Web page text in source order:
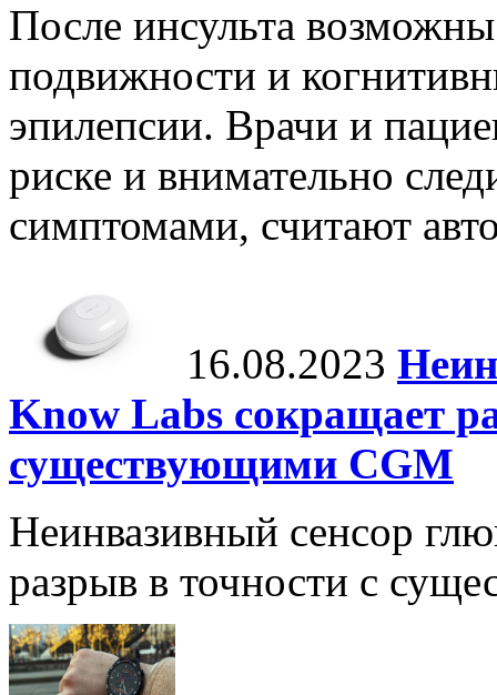
После инсульта
подвижности и
эпилепсии. Врачи и
риске и внимательно
симптомами, считают
16.08.2023
Know Labs сокращает
существующими CGM
Неинвазивный сенсор
разрыв в точности с